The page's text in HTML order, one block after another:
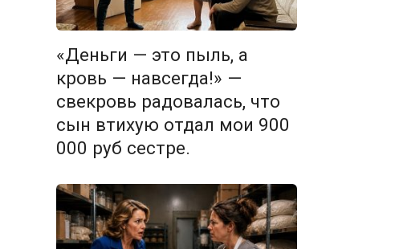
«Деньги — это пыль, а
кровь — навсегда!» —
свекровь радовалась, что
сын втихую отдал мои 900
000 руб сестре.